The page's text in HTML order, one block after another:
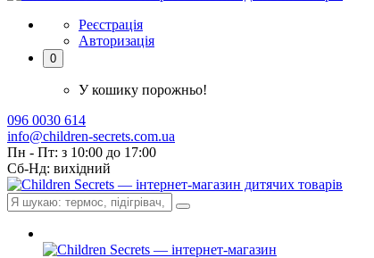
Реєстрація
Авторизація
0
У кошику порожньо!
096 0030 614
info@children-secrets.com.ua
Пн - Пт: з 10:00 до 17:00
Сб-Нд: вихідний